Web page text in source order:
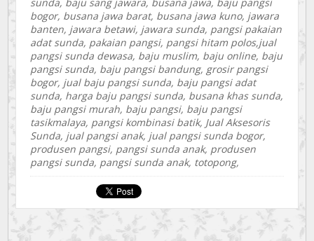
bogor, busana jawa barat, busana jawa kuno, jawara
banten, jawara betawi, jawara sunda, pangsi pakaian
adat sunda, pakaian pangsi, pangsi hitam polos,jual
pangsi sunda dewasa, baju muslim, baju online, baju
pangsi sunda, baju pangsi bandung, grosir pangsi
bogor, jual baju pangsi sunda, baju pangsi adat
sunda, harga baju pangsi sunda, busana khas sunda,
baju pangsi murah, baju pangsi, baju pangsi
tasikmalaya, pangsi kombinasi batik, Jual Aksesoris
Sunda, jual pangsi anak, jual pangsi sunda bogor,
produsen pangsi, pangsi sunda anak, produsen
pangsi sunda, pangsi sunda anak, totopong,